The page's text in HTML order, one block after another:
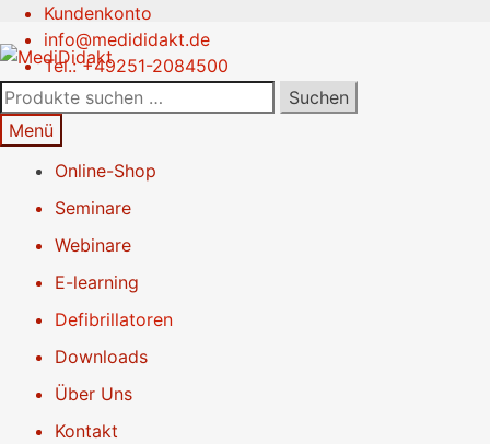
Kundenkonto
info@medididakt.de
Tel.: +49251-2084500
Zur
Navigation
springen
Springe
zum
Inhalt
Suchen
nach:
Suchen
Menü
Online-Shop
Seminare
Webinare
E-learning
Defibrillatoren
Downloads
Über Uns
Kontakt